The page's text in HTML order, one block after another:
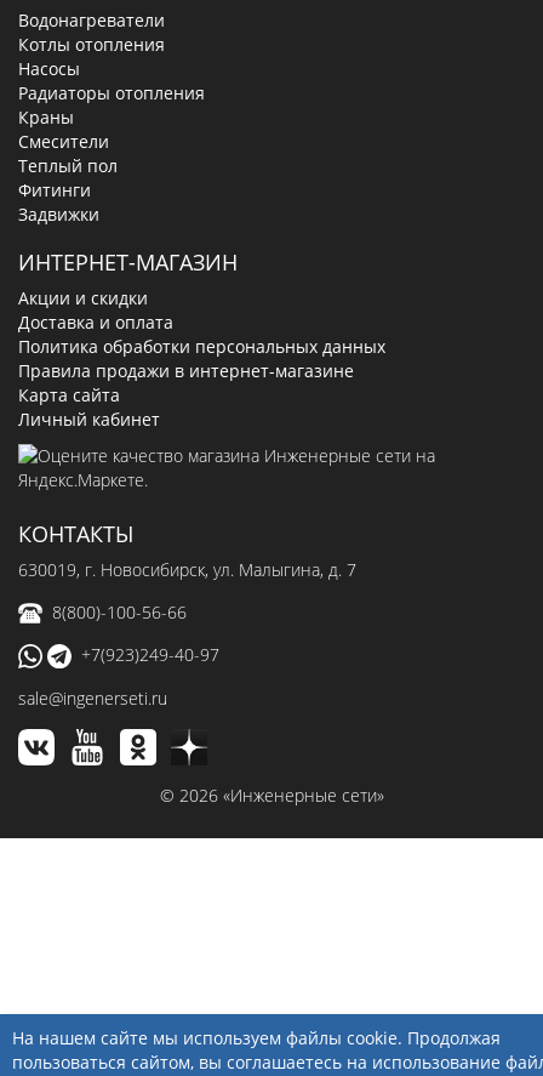
Водонагреватели
Котлы отопления
Насосы
Радиаторы отопления
Краны
Смесители
Теплый пол
Фитинги
Задвижки
ИНТЕРНЕТ-МАГАЗИН
Акции и скидки
Доставка и оплата
Политика обработки персональных данных
Правила продажи в интернет-магазине
Карта сайта
Личный кабинет
КОНТАКТЫ
630019, г. Новосибирск, ул. Малыгина, д. 7
8(800)-100-56-66
+7(923)249-40-97
sale@ingenerseti.ru
© 2026 «Инженерные сети»
На нашем сайте мы используем файлы cookie. Продолжая
пользоваться сайтом, вы соглашаетесь на использование